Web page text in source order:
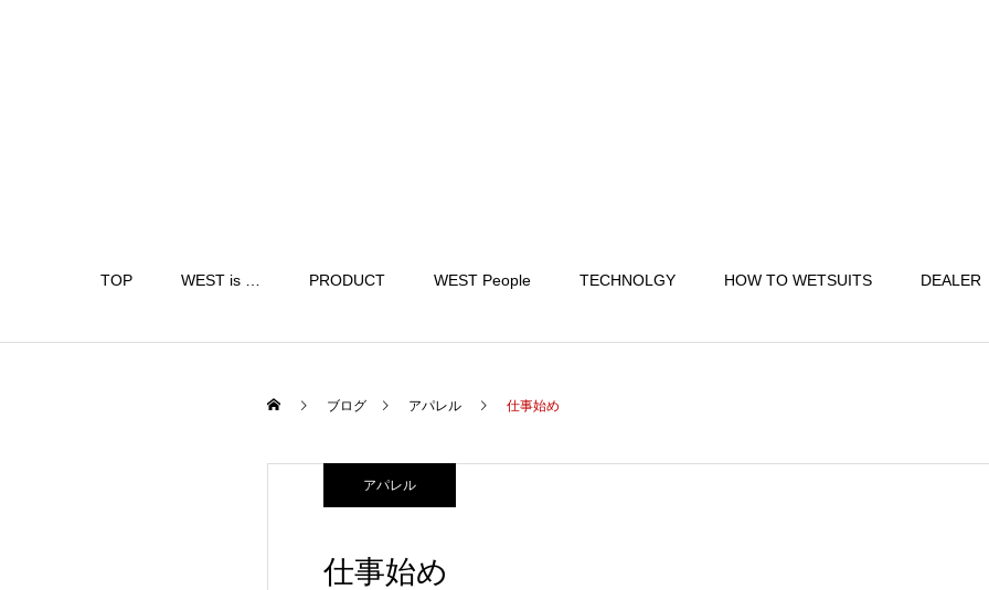
TOP WEST is … PRODUCT WEST People TECHNOLGY HOW TO WETSUITS DEALER
ブログ アパレル 仕事始め
アパレル
仕事始め